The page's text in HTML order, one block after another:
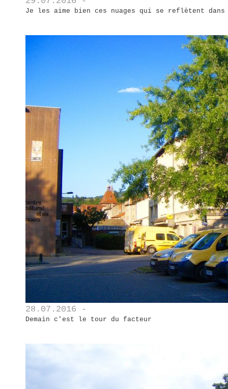
Je les aime bien ces nuages qui se reflètent
28.07.2016 -
Demain c'est le tour du facteur